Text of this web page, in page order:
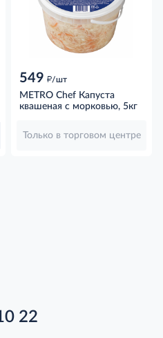
549 д/шт
METRO Chef Капуста
квашеная с морковью, 5кг
Только в торговом центре
22